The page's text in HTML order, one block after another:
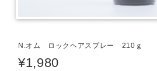
N.オム ロックヘアスプレー 210ｇ
¥1,980